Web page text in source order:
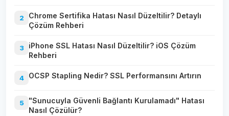
2
Chrome Sertifika Hatası Nasıl Düzeltilir? Detaylı
Çözüm Rehberi
3
iPhone SSL Hatası Nasıl Düzeltilir? iOS Çözüm
Rehberi
4 OCSP Stapling Nedir? SSL Performansını Artırın
5
"Sunucuyla Güvenli Bağlantı Kurulamadı" Hatası
Nasıl Çözülür?